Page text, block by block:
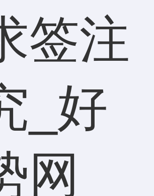
签注
_好
网